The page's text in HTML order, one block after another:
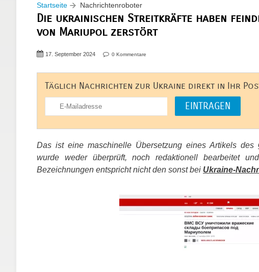
Startseite Nachrichtenroboter
Die ukrainischen Streitkräfte haben
von Mariupol zerstört
17. September 2024 0 Kommentare
Täglich Nachrichten zur Ukraine direkt in Ihr
Das ist eine maschinelle Übersetzung eines Artikels des
wurde weder überprüft, noch redaktionell bearbeitet
Bezeichnungen entspricht nicht den sonst bei Ukraine-